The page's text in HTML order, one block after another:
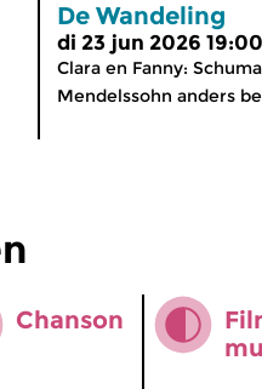
De Wandeling
di 23 jun 2026
Clara en Fanny:
Mendelssohn anders
Chanson